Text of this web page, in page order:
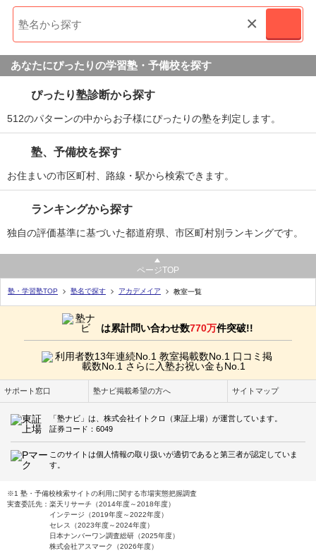
×
あなたにぴったりの学習塾・予備校を探す
ぴったり塾診断から探す
512のパターンの中からお子様にぴったりの塾を判定します。
塾、予備校を探す
お住まいの市区町村、路線・駅から検索できます。
ランキングから探す
独自の評価基準に基づいた都道府県、市区町村別ランキングです。
ページTOP
塾・学習塾TOP 塾名で探す アカデメイア 教室一覧
は累計問い合わせ数770万件突破!!
サポート窓口 塾ナビ掲載希望の方へ サイトマップ
「塾ナビ」は、株式会社イトクロ（東証上場）が運営しています。
証券コード：6049
このサイトは個人情報の取り扱いが適切であると第三者が認定していま
す。
※1 塾・予備校検索サイトの利用に関する市場実態把握調査
実査委託先：楽天リサーチ（2014年度～2018年度）
インテージ（2019年度～2022年度）
セレス（2023年度～2024年度）
日本ナンバーワン調査総研（2025年度）
株式会社アスマーク（2026年度）